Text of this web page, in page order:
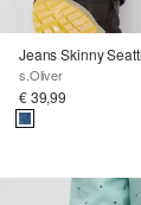
Jeans Skinny
s.Oliver
€ 39,99